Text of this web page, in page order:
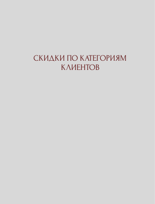
СКИДКИ ПО КАТЕГОРИЯМ
КЛИЕНТОВ